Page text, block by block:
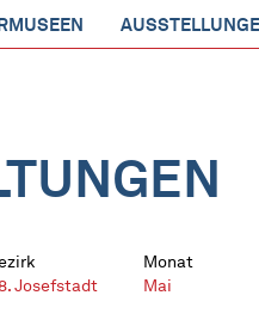
Josefstadt
Monat
Mai